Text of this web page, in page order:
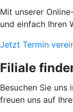
Mit unserer
und einfach Ihren
Jetzt Termin
Filiale
Besuchen Sie uns
freuen uns auf